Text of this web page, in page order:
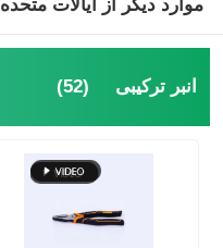
موارد دیگر از ایالات متحده
انبر ترکیبی (52)